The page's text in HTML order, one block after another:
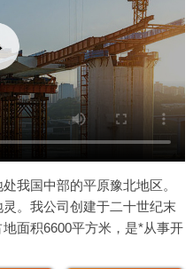
我国中部的平原豫北地区。
。我公司创建于二十世纪末
面积6600平方米，是*从事开